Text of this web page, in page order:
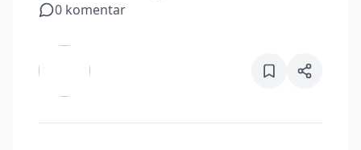
0 komentar